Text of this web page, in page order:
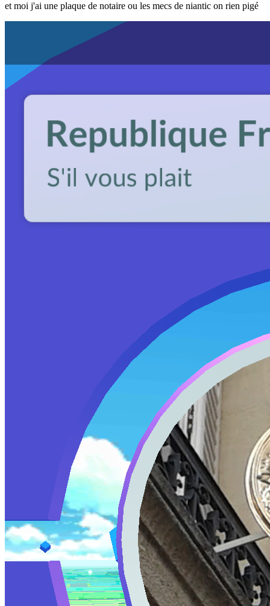
et moi j'ai une plaque de notaire ou les mecs de niantic on rien pigé